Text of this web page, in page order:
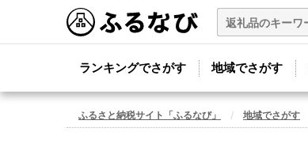
ランキングでさがす 地域でさがす
ふるさと納税サイト「ふるなび」 地域でさがす